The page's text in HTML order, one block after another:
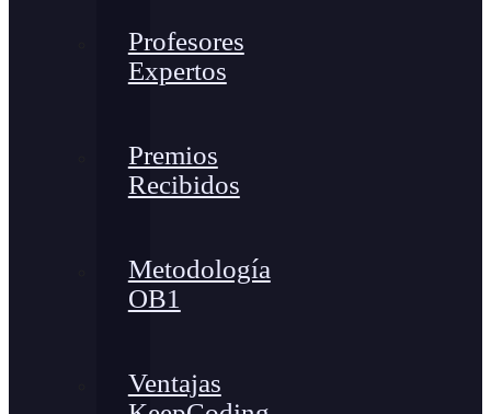
Profesores
Expertos
Premios
Recibidos
Metodología
OB1
Ventajas